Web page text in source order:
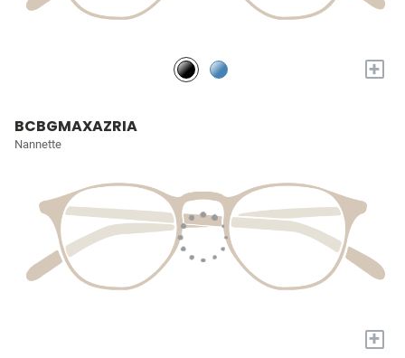
+
BCBGMAXAZRIA
Nannette
+